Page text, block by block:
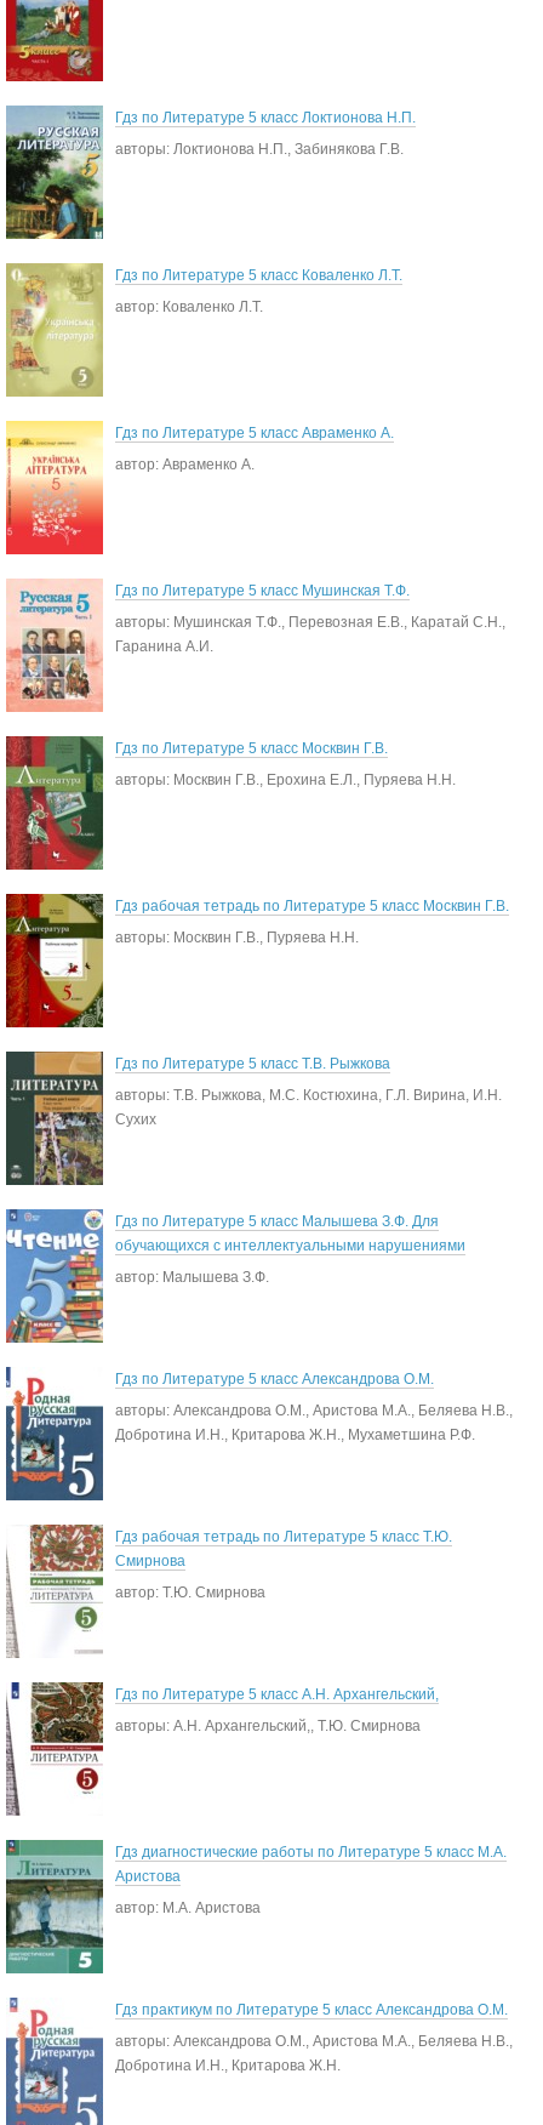
Гдз по Литературе 5 класс Локтионова Н.П.
авторы: Локтионова Н.П., Забинякова Г.В.
Гдз по Литературе 5 класс Коваленко Л.Т.
автор: Коваленко Л.Т.
Гдз по Литературе 5 класс Авраменко А.
автор: Авраменко А.
Гдз по Литературе 5 класс Мушинская Т.Ф.
авторы: Мушинская Т.Ф., Перевозная Е.В., Каратай С.Н.,
Гаранина А.И.
Гдз по Литературе 5 класс Москвин Г.В.
авторы: Москвин Г.В., Ерохина Е.Л., Пуряева Н.Н.
Гдз рабочая тетрадь по Литературе 5 класс Москвин Г.В.
авторы: Москвин Г.В., Пуряева Н.Н.
Гдз по Литературе 5 класс Т.В. Рыжкова
авторы: Т.В. Рыжкова, М.С. Костюхина, Г.Л. Вирина, И.Н.
Сухих
Гдз по Литературе 5 класс Малышева З.Ф. Для
обучающихся с интеллектуальными нарушениями
автор: Малышева З.Ф.
Гдз по Литературе 5 класс Александрова О.М.
авторы: Александрова О.М., Аристова М.А., Беляева Н.В.,
Добротина И.Н., Критарова Ж.Н., Мухаметшина Р.Ф.
Гдз рабочая тетрадь по Литературе 5 класс Т.Ю.
Смирнова
автор: Т.Ю. Смирнова
Гдз по Литературе 5 класс А.Н. Архангельский,
авторы: А.Н. Архангельский,, Т.Ю. Смирнова
Гдз диагностические работы по Литературе 5 класс М.А.
Аристова
автор: М.А. Аристова
Гдз практикум по Литературе 5 класс Александрова О.М.
авторы: Александрова О.М., Аристова М.А., Беляева Н.В.,
Добротина И.Н., Критарова Ж.Н.